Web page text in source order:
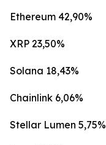
Ethereum 42,90%
XRP 23,50%
Solana 18,43%
Chainlink 6,06%
Stellar Lumen 5,75%